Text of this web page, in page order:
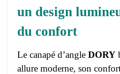
un design
du confort
Le canapé d’angle DORY
allure moderne, son